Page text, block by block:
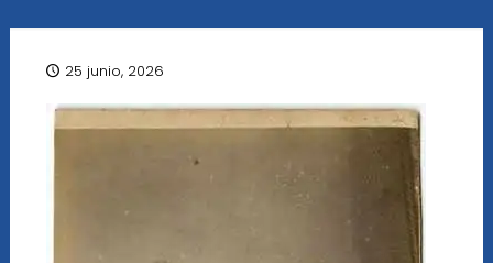
CENTRO DE DOCUMENTACIÓN DE CANARIAS Y AMÉRICA
CUEVA DEL VIENTO
25 junio, 2026